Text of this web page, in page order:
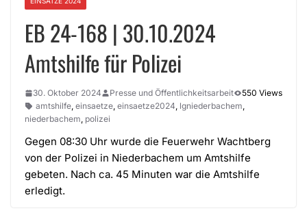
EB 24-168 | 30.10.2024
Amtshilfe für Polizei
30. Oktober 2024 Presse und Öffentlichkeitsarbeit
550 Views
amtshilfe, einsaetze, einsaetze2024, lgniederbachem,
niederbachem, polizei
Gegen 08:30 Uhr wurde die Feuerwehr Wachtberg
von der Polizei in Niederbachem um Amtshilfe
gebeten. Nach ca. 45 Minuten war die Amtshilfe
erledigt.